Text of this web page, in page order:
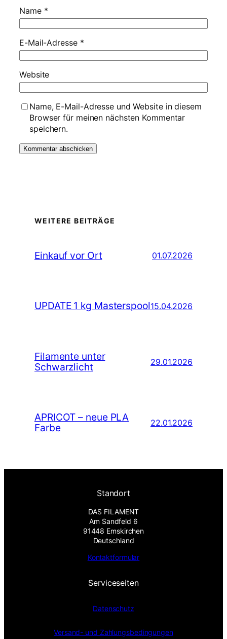
Name *
E-Mail-Adresse *
Website
Name, E-Mail-Adresse und Website in diesem
Browser für meinen nächsten Kommentar
speichern.
WEITERE BEITRÄGE
Einkauf vor Ort 01.07.2026
UPDATE 1 kg Masterspool15.04.2026
Filamente unter
Schwarzlicht
29.01.2026
APRICOT – neue PLA
Farbe
22.01.2026
Standort
DAS FILAMENT
Am Sandfeld 6
91448 Emskirchen
Deutschland
Kontaktformular
Serviceseiten
Datenschutz
Versand- und Zahlungsbedingungen